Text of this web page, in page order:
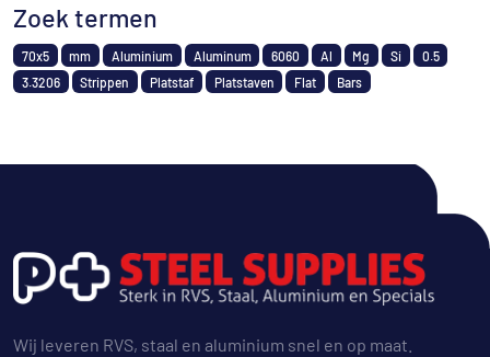
Zoek termen
70x5 mm Aluminium Aluminum 6060 Al Mg Si
0.5
3.3206
Strippen Platstaf Platstaven Flat Bars
Wij leveren RVS, staal en aluminium snel en op maat.